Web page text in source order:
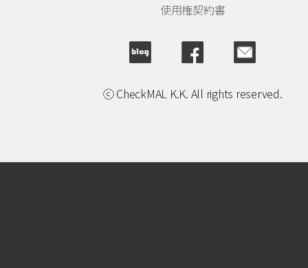
使用権契約書
ⓒ CheckMAL K.K. All rights reserved.